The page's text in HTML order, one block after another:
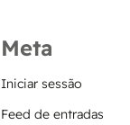
Meta
Iniciar sessão
Feed de entradas